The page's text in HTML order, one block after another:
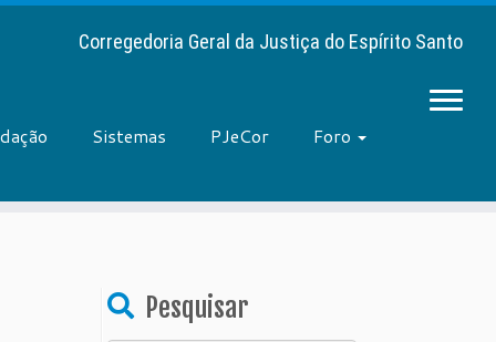
Corregedoria Geral da Justiça do Espírito Santo
Sistemas PJeCor
Foro
Pesquisar